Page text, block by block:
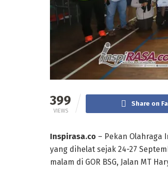
399
VIEWS
Share on
Inspirasa.co – Pekan Olahraga
yang dihelat sejak 24-27
malam di GOR BSG, Jalan MT